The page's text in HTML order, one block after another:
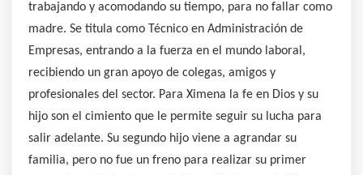
trabajando y acomodando su tiempo, para no fallar como
madre. Se titula como Técnico en Administración de
Empresas, entrando a la fuerza en el mundo laboral,
recibiendo un gran apoyo de colegas, amigos y
profesionales del sector. Para Ximena la fe en Dios y su
hijo son el cimiento que le permite seguir su lucha para
salir adelante. Su segundo hijo viene a agrandar su
familia, pero no fue un freno para realizar su primer